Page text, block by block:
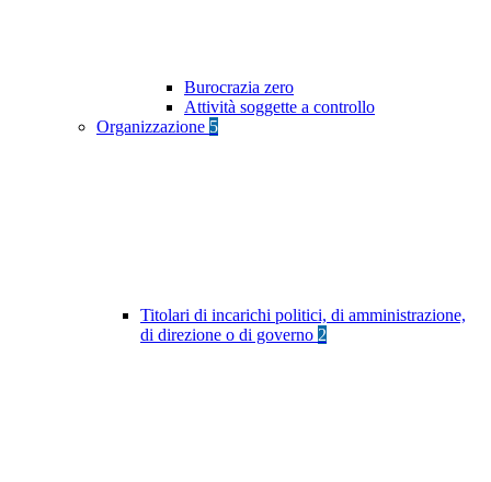
Burocrazia zero
Attività soggette a controllo
Organizzazione 5
Titolari di incarichi politici, di amministrazione,
di direzione o di governo 2